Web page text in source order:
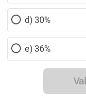
d) 30%
e) 36%